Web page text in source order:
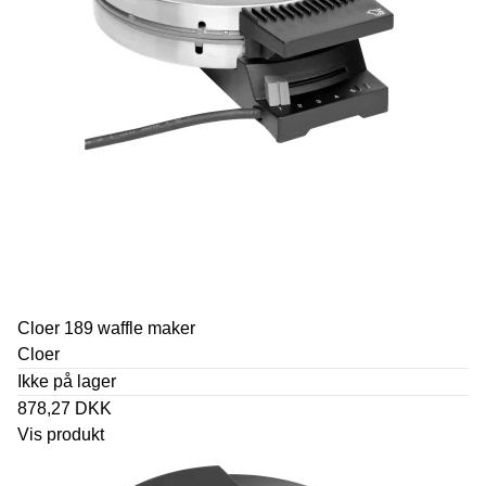
Cloer 189 waffle maker
Cloer
Ikke på lager
878,27 DKK
Vis produkt